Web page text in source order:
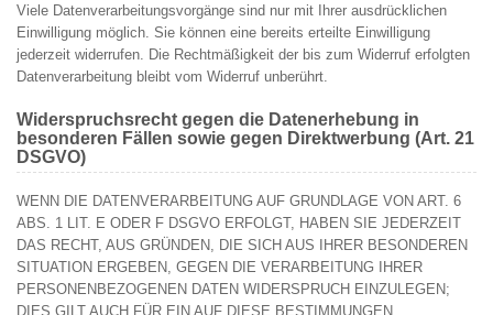
Viele Datenverarbeitungsvorgänge sind nur mit Ihrer ausdrücklichen
Einwilligung möglich. Sie können eine bereits erteilte Einwilligung
jederzeit widerrufen. Die Rechtmäßigkeit der bis zum Widerruf erfolgten
Datenverarbeitung bleibt vom Widerruf unberührt.
Widerspruchsrecht gegen die Datenerhebung in
besonderen Fällen sowie gegen Direktwerbung (Art. 21
DSGVO)
WENN DIE DATENVERARBEITUNG AUF GRUNDLAGE VON ART. 6
ABS. 1 LIT. E ODER F DSGVO ERFOLGT, HABEN SIE JEDERZEIT
DAS RECHT, AUS GRÜNDEN, DIE SICH AUS IHRER BESONDEREN
SITUATION ERGEBEN, GEGEN DIE VERARBEITUNG IHRER
PERSONENBEZOGENEN DATEN WIDERSPRUCH EINZULEGEN;
DIES GILT AUCH FÜR EIN AUF DIESE BESTIMMUNGEN